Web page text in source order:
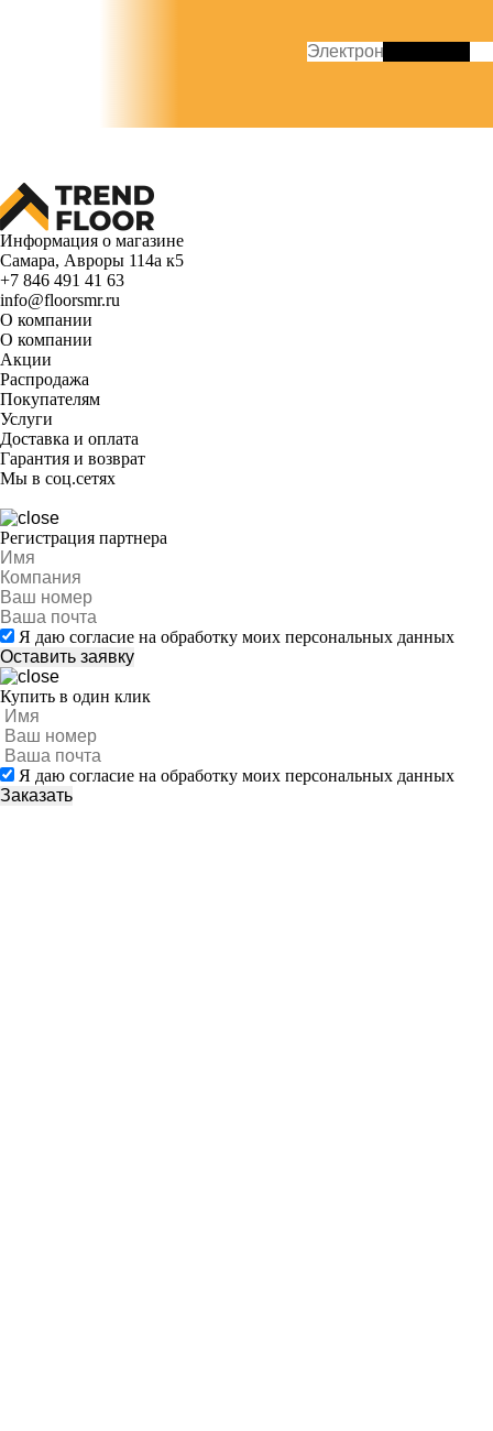
Информация о магазине
Самара, Авроры 114а к5
+7 846 491 41 63
info@floorsmr.ru
О компании
О компании
Акции
Распродажа
Покупателям
Услуги
Доставка и оплата
Гарантия и возврат
Мы в соц.сетях
Регистрация партнера
Я даю согласие на обработку моих персональных данных
Купить в один клик
Я даю согласие на обработку моих персональных данных